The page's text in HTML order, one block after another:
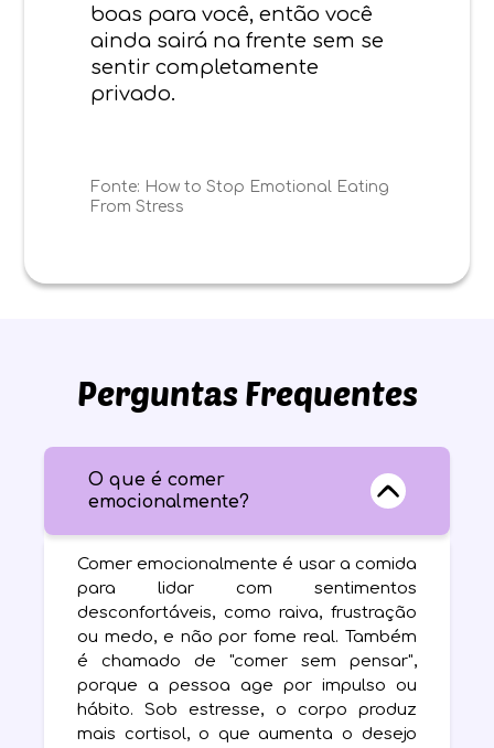
boas para você, então você
ainda sairá na frente sem se
sentir completamente
privado.
Fonte: How to Stop Emotional Eating
From Stress
Perguntas Frequentes
O que é comer
emocionalmente?
Comer emocionalmente é usar a comida
para lidar com sentimentos
desconfortáveis, como raiva, frustração
ou medo, e não por fome real. Também
é chamado de "comer sem pensar",
porque a pessoa age por impulso ou
hábito. Sob estresse, o corpo produz
mais cortisol, o que aumenta o desejo